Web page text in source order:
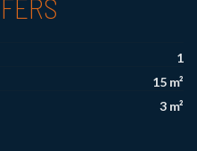
1
15 m²
3 m²